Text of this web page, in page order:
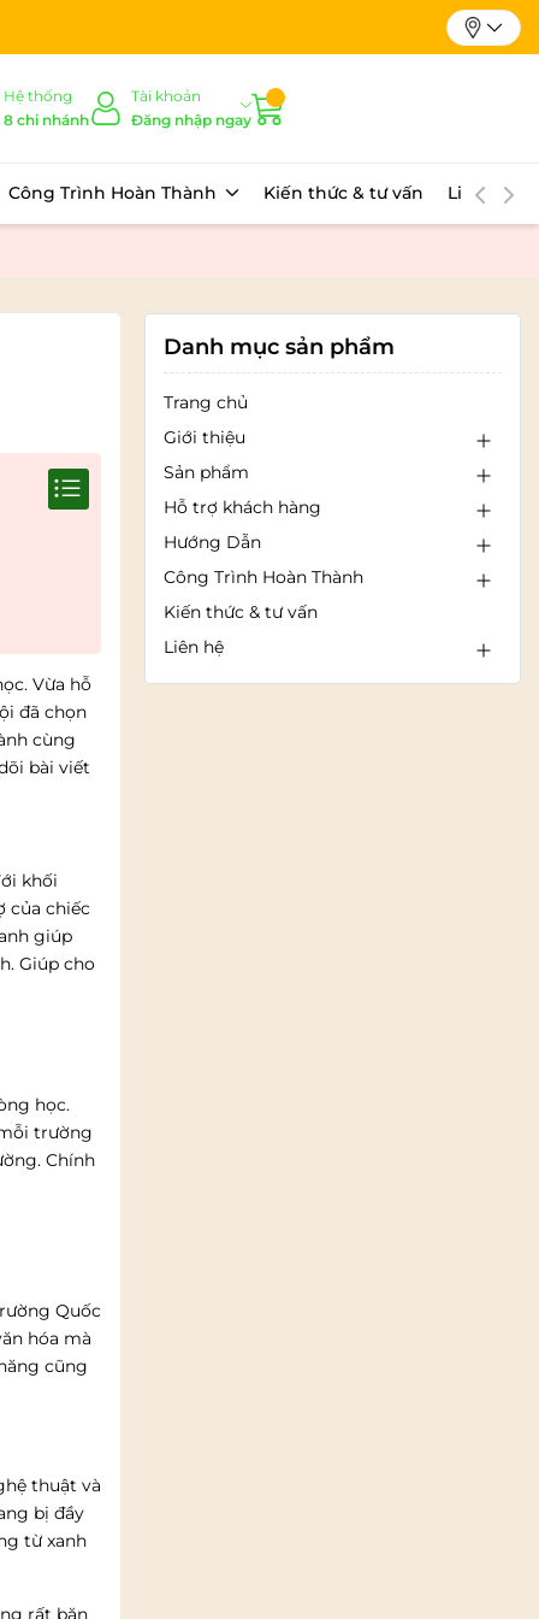
Hệ thống
8 chi nhánh
Tài khoản
Đăng nhập ngay
Công Trình Hoàn Thành Kiến thức & tư vấn Liên hệ
Vừa hỗ
đã chọn
cùng
bài viết
khối
của chiếc
giúp
Giúp cho
học.
trường
Chính
Quốc
hóa mà
cũng
thuật và
bị đầy
từ xanh
Danh mục sản phẩm
Trang chủ
Giới thiệu
Sản phẩm
Hỗ trợ khách hàng
Hướng Dẫn
Công Trình Hoàn Thành
Kiến thức & tư vấn
Liên hệ